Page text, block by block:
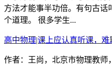
方法才能事半功倍。有句古
个道理。 很多学生...
高中物理|课上应认真听课，
作者：王尚，北京市物理教师